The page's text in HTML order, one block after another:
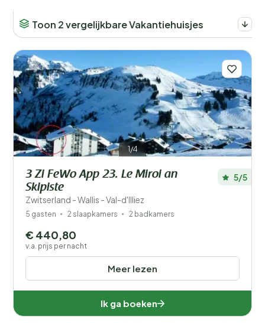
Toon 2 vergelijkbare Vakantiehuisjes
1/4
3 Zi FeWo App 23. Le Miroi an
Skipiste
Zwitserland - Wallis - Val-d'Illiez
5/5
5 gasten 2 slaapkamers 2 badkamers
Meer lezen
€ 440,80
v.a. prijs per nacht
Ik ga boeken